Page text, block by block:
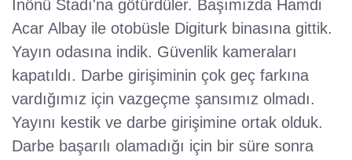
İnönü Stadı'na götürdüler. Başımızda Hamdi
Acar Albay ile otobüsle Digiturk binasına gittik.
Yayın odasına indik. Güvenlik kameraları
kapatıldı. Darbe girişiminin çok geç farkına
vardığımız için vazgeçme şansımız olmadı.
Yayını kestik ve darbe girişimine ortak olduk.
Darbe başarılı olamadığı için bir süre sonra